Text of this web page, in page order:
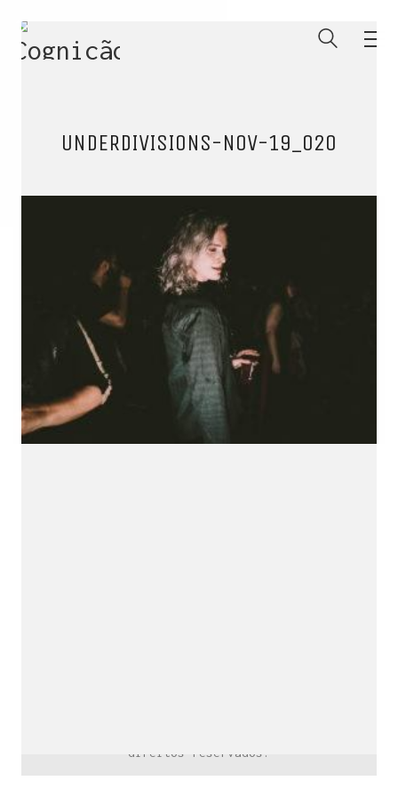
UNDERDIVISIONS-NOV-19_020
ENTRE PARA O NOSSO MEMBERS CLUB
E receba códigos promocionais para festas, free
downloads e mais.
direitos reservados.